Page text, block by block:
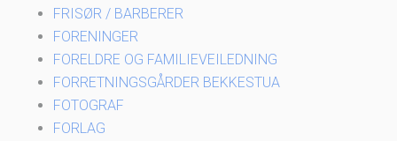
FRISØR / BARBERER
FORENINGER
FORELDRE OG FAMILIEVEILEDNING
FORRETNINGSGÅRDER BEKKESTUA
FOTOGRAF
FORLAG